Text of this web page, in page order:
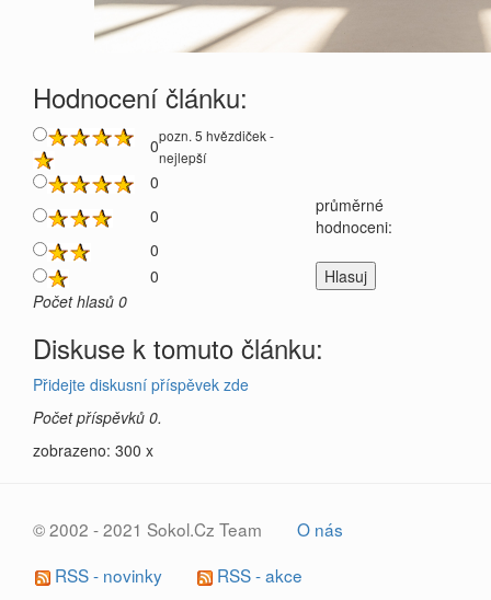
Hodnocení článku:
0pozn. 5 hvězdiček -
nejlepší
0
0
průměrné
hodnoceni:
0
0
Počet hlasů 0
Diskuse k tomuto článku:
Přidejte diskusní příspěvek zde
Počet příspěvků 0.
zobrazeno: 300 x
© 2002 - 2021 Sokol.Cz Team
O nás
RSS - novinky
RSS - akce